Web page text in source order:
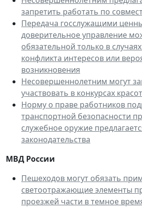
запретить работать по
Передача госслужащими
доверительное управление
обязательной только в
конфликта интересов или
возникновения
Несовершеннолетним могут
участвовать в конкурсах
Норму о праве работников
транспортной безопасности
служебное оружие
законодательства
МВД России
Пешеходов могут обязать
светоотражающие элементы
проезжей части в темное